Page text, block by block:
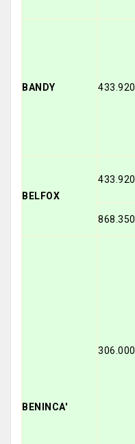
BANDY 433.920
BELFOX
433.920
868.350
BENINCA'
306.000